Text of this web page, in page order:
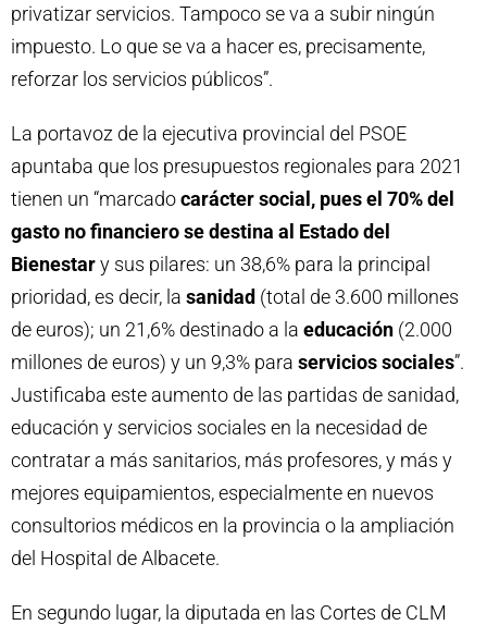
e
o
privatizar servicios. Tampoco se va a subir ningún
impuesto. Lo que se va a hacer es, precisamente,
reforzar los servicios públicos”.
La portavoz de la ejecutiva provincial del PSOE
apuntaba que los presupuestos regionales para 2021
tienen un “marcadocarácter social, pues el 70% del
gasto no financiero se destina al Estado del
Bienestary sus pilares: un 38,6% para la principal
prioridad, es decir, la sanidad (total de 3.600 millones
de euros); un 21,6% destinado a la educación (2.000
millones de euros) y un 9,3% para servicios sociales”.
Justificaba este aumento de las partidas de sanidad,
educación y servicios sociales en la necesidad de
contratar a más sanitarios, más profesores, y más y
mejores equipamientos, especialmente en nuevos
consultorios médicos en la provincia o la ampliación
del Hospital de Albacete.
En segundo lugar, la diputada en las Cortes de CLM